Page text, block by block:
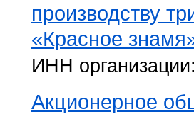
производству
«Красное
ИНН
Акционерное